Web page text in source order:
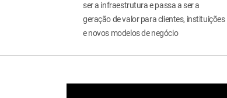
ser a infraestrutura e passa a ser a
geração de valor para clientes, instituições
e novos modelos de negócio